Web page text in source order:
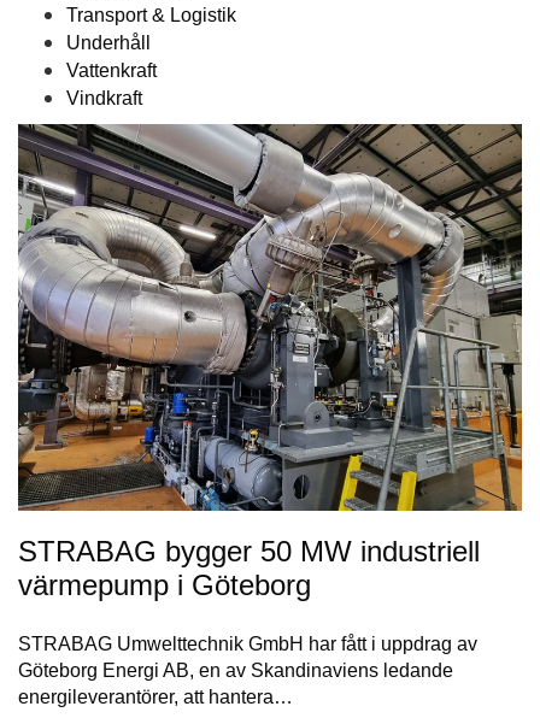
Transport & Logistik
Underhåll
Vattenkraft
Vindkraft
STRABAG bygger 50 MW industriell
värmepump i Göteborg
STRABAG Umwelttechnik GmbH har fått i uppdrag av
Göteborg Energi AB, en av Skandinaviens ledande
energileverantörer, att hantera…